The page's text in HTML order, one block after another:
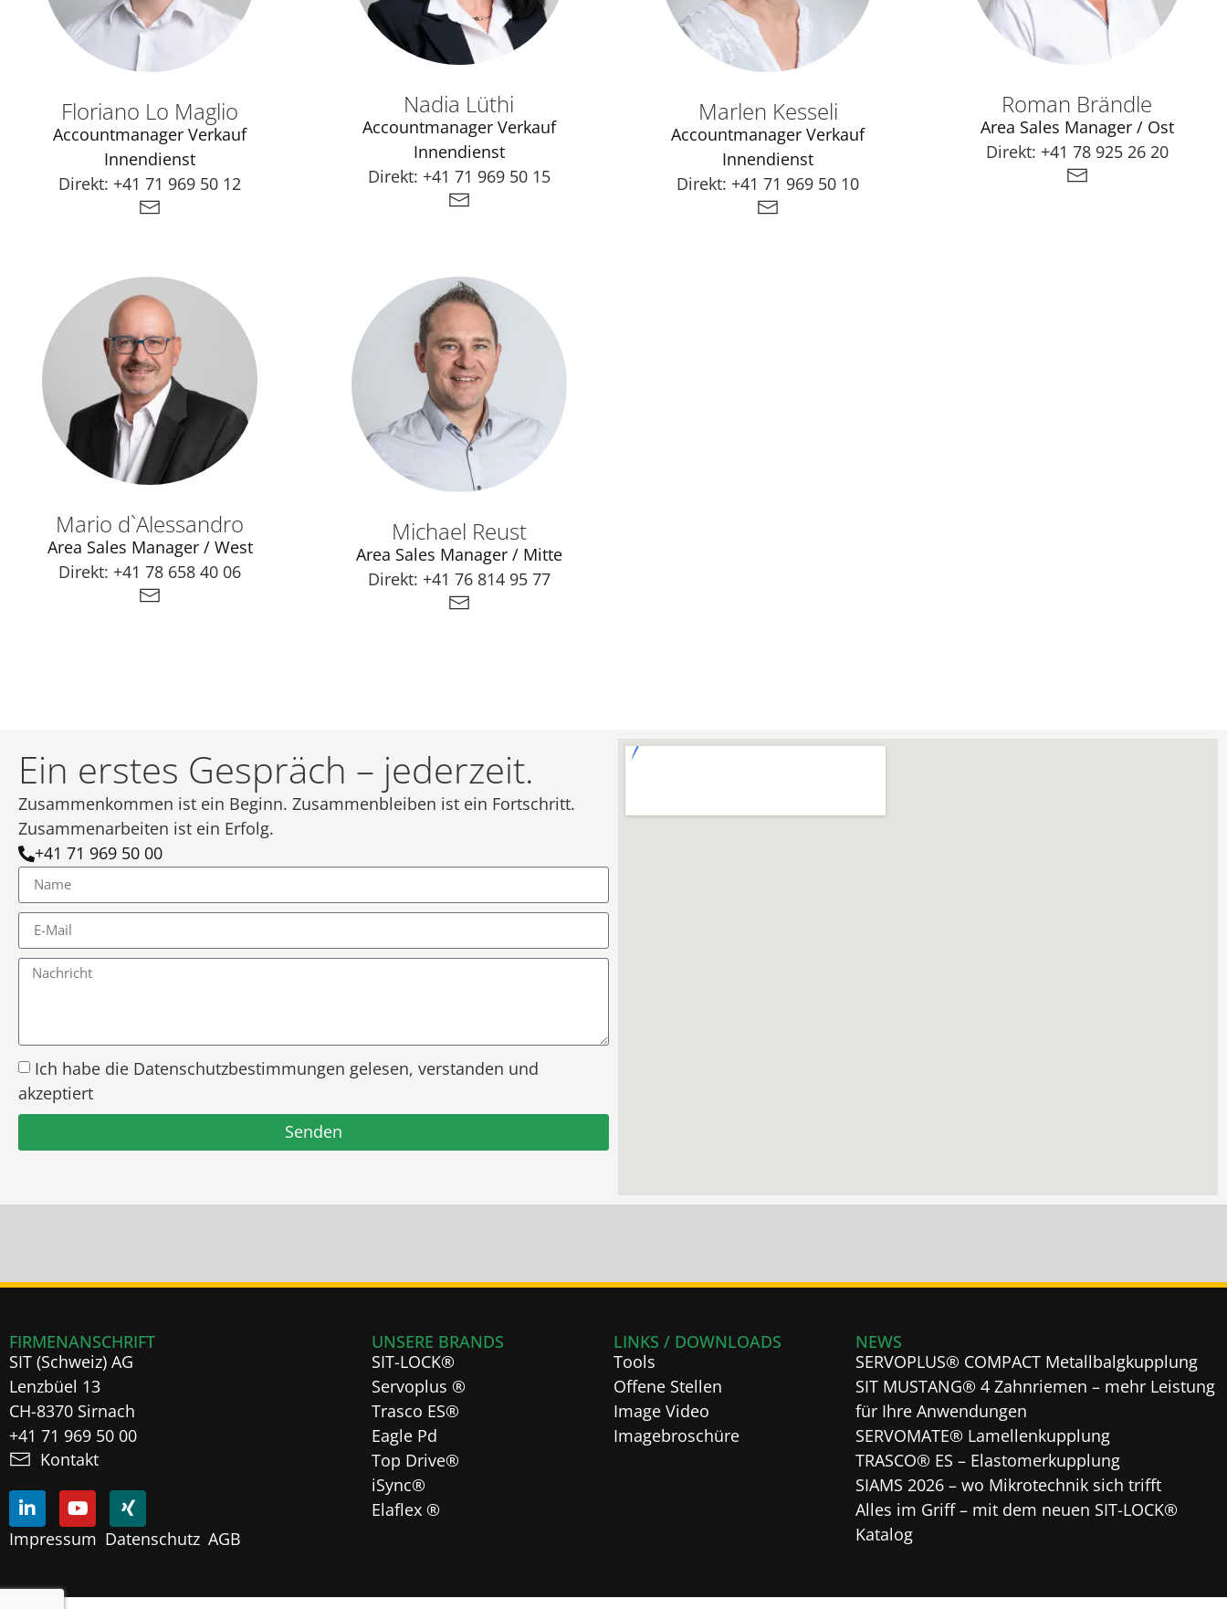
Floriano Lo Maglio
Accountmanager Verkauf
Innendienst
Direkt: +41 71 969 50 12
Nadia Lüthi
Accountmanager Verkauf
Innendienst
Direkt: +41 71 969 50 15
Marlen Kesseli
Accountmanager Verkauf
Innendienst
Direkt: +41 71 969 50 10
Roman Brändle
Area Sales Manager / Ost
Direkt: +41 78 925 26 20
Mario d`Alessandro
Area Sales Manager / West
Direkt: +41 78 658 40 06
Michael Reust
Area Sales Manager / Mitte
Direkt: +41 76 814 95 77
Ein erstes Gespräch – jederzeit.
Zusammenkommen ist ein Beginn. Zusammenbleiben ist ein Fortschritt.
Zusammenarbeiten ist ein Erfolg.
+41 71 969 50 00
Ich habe die Datenschutzbestimmungen gelesen, verstanden und
akzeptiert
Senden
FIRMENANSCHRIFT
SIT (Schweiz) AG
Lenzbüel 13
CH-8370 Sirnach
+41 71 969 50 00
Kontakt
Impressum Datenschutz AGB
UNSERE BRANDS
SIT-LOCK®
Servoplus ®
Trasco ES®
Eagle Pd
Top Drive®
iSync®
Elaflex ®
LINKS / DOWNLOADS
Tools
Offene Stellen
Image Video
Imagebroschüre
NEWS
SERVOPLUS® COMPACT Metallbalgkupplung
SIT MUSTANG® 4 Zahnriemen – mehr Leistung
für Ihre Anwendungen
SERVOMATE® Lamellenkupplung
TRASCO® ES – Elastomerkupplung
SIAMS 2026 – wo Mikrotechnik sich trifft
Alles im Griff – mit dem neuen SIT-LOCK®
Katalog